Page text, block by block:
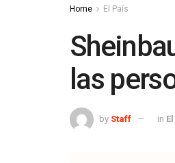
Home El País
las
by Staff in